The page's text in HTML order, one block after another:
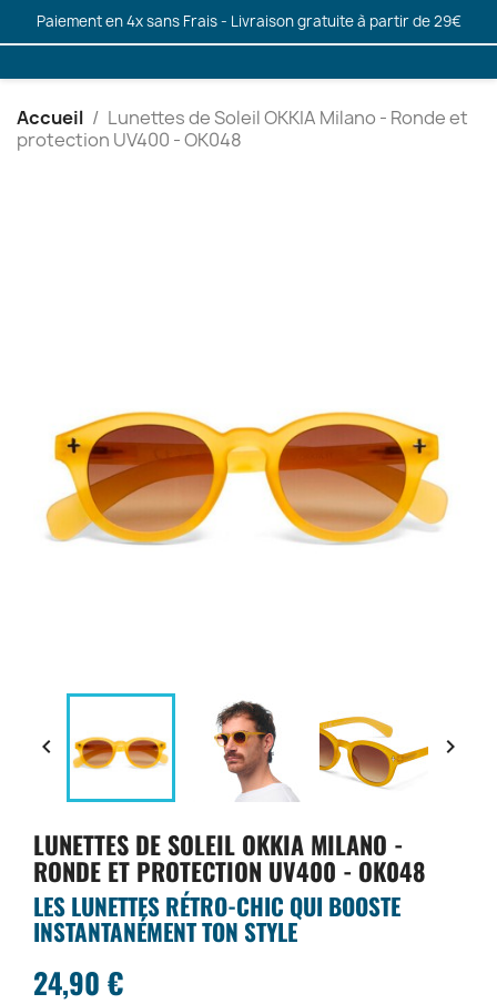
Paiement en 4x sans Frais - Livraison gratuite à partir de 29€
Accueil
Lunettes de Soleil OKKIA Milano - Ronde et
protection UV400 - OK048
 
LUNETTES DE SOLEIL OKKIA MILANO -
RONDE ET PROTECTION UV400 - OK048
LES LUNETTES RÉTRO-CHIC QUI BOOSTE
INSTANTANÉMENT TON STYLE
24,90 €